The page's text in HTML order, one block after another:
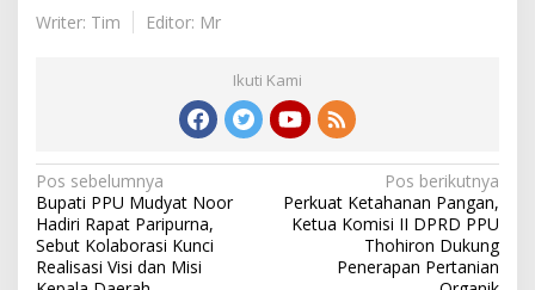
Writer: Tim
Editor: Mr
Ikuti Kami
Navigasi
pos
Pos sebelumnya
Bupati PPU Mudyat Noor
Hadiri Rapat Paripurna,
Sebut Kolaborasi Kunci
Realisasi Visi dan Misi
Pos berikutnya
Perkuat Ketahanan Pangan,
Ketua Komisi II DPRD PPU
Thohiron Dukung
Penerapan Pertanian